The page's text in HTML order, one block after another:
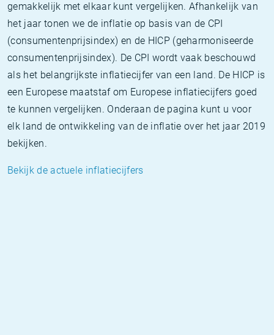
gemakkelijk met elkaar kunt vergelijken. Afhankelijk van
het jaar tonen we de inflatie op basis van de CPI
(consumentenprijsindex) en de HICP (geharmoniseerde
consumentenprijsindex). De CPI wordt vaak beschouwd
als het belangrijkste inflatiecijfer van een land. De HICP is
een Europese maatstaf om Europese inflatiecijfers goed
te kunnen vergelijken. Onderaan de pagina kunt u voor
elk land de ontwikkeling van de inflatie over het jaar 2019
bekijken.
Bekijk de actuele inflatiecijfers